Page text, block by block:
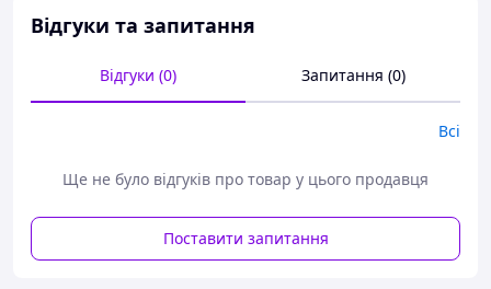
нашому інтернет-магазині за найдоступнішими цінами.
Відгуки та запитання
Відгуки (0) Запитання (0)
Всі
Ще не було відгуків про товар у цього продавця
Поставити запитання